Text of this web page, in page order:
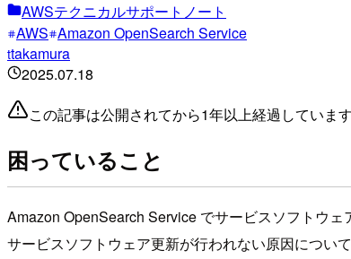
AWSテクニカルサポートノート
AWS Amazon OpenSearch Service
ttakamura
2025.07.18
この記事は公開されてから1年以上経過していま
困っていること
Amazon OpenSearch Service でサービスソフトウ
サービスソフトウェア更新が行われない原因について